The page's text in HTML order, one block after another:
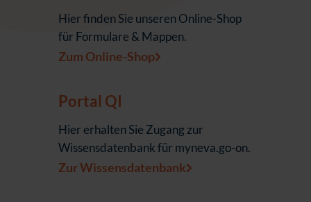
Hier finden Sie unseren Online-Shop
für Formulare & Mappen.
Zum Online-Shop
Portal QI
Hier erhalten Sie Zugang zur
Wissensdatenbank für myneva.go-on.
Zur Wissensdatenbank